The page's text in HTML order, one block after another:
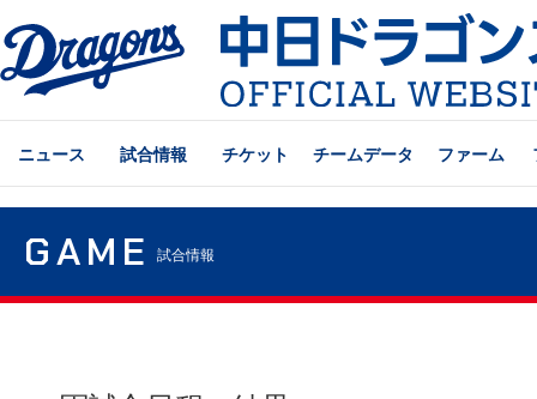
ニュース 試合情報 チケット チームデータ ファーム
GAME 試合情報